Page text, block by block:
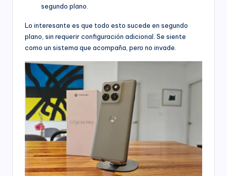
segundo plano.
Lo interesante es que todo esto sucede en segundo
plano, sin requerir configuración adicional. Se siente
como un sistema que acompaña, pero no invade.